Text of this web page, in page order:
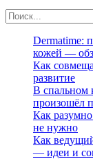
Dermatime:
кожей —
Как
развитие
В спальном
произошёл
Как
не нужно
Как
— идеи и